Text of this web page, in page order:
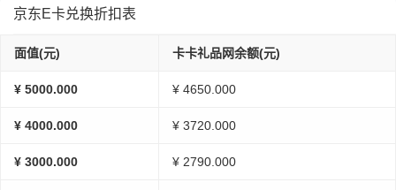
京东E卡兑换折扣表
面值(元) 卡卡礼品网余额(元)
¥ 5000.000 ¥ 4650.000
¥ 4000.000 ¥ 3720.000
¥ 3000.000 ¥ 2790.000